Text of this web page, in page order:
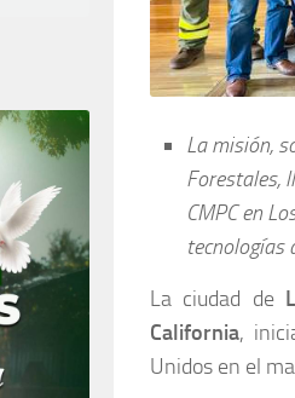
La misión,
Forestales,
CMPC en
tecnologías
La ciudad de
California,
Unidos en el